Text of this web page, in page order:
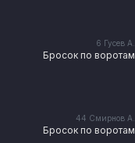
6 Гусев А.
Бросок по воротам
44 Смирнов А.
Бросок по воротам